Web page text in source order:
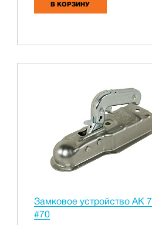
В КОРЗИНУ
Замковое устройство АК
#70